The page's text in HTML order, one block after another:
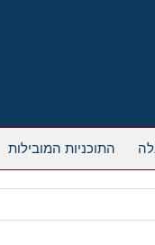
התוכניות המובילות